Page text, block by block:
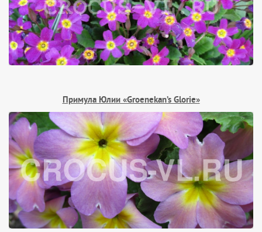
Примула Юлии «Groenekan’s Glorie»